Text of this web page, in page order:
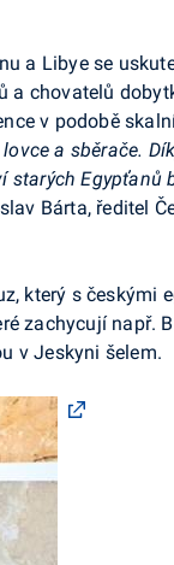
a Libye se
a chovatelů
v podobě
lovce a sběrače.
Egypťanů
Bárta, ředitel
který s českými
zachycují např.
v Jeskyni šelem.